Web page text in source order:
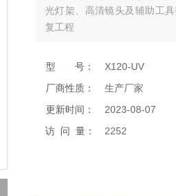
光灯架、高清镜头及辅助工
复工程
型 号：
X120-UV
厂商性质：
生产厂家
更新时间：
2023-08-07
访 问 量：
2252